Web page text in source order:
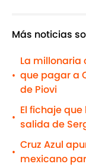
Más noticias
•
La millonaria
que pagar a
de Piovi
•
El fichaje
salida de
•
Cruz Azul
mexicano